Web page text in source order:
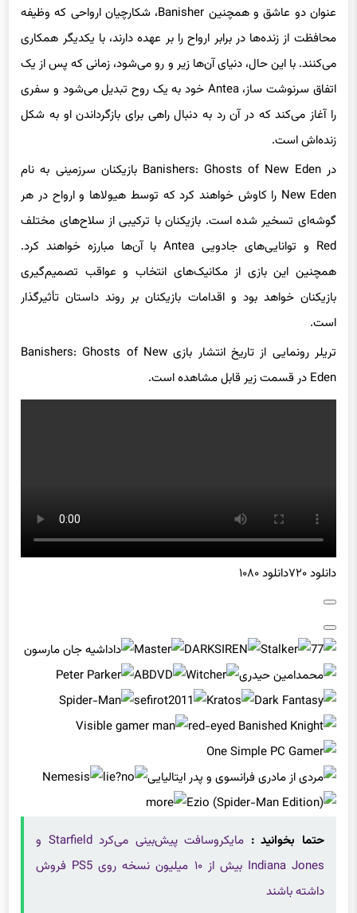
عنوان دو عاشق و همچنین Banisher، شکارچیان ارواحی که وظیفه
محافظت از زنده‌ها در برابر ارواح را بر عهده دارند، با یکدیگر همکاری
می‌کنند. با این حال، دنیای آن‌ها زیر و رو می‌شود، زمانی که پس از یک
اتفاق سرنوشت ساز، Antea خود به یک روح تبدیل می‌شود و سفری
را آغاز می‌کند که در آن رد به دنبال راهی برای بازگرداندن او به شکل
زنده‌اش است.
در Banishers: Ghosts of New Eden بازیکنان سرزمینی به نام
New Eden را کاوش خواهند کرد که توسط هیولاها و ارواح در هر
گوشه‌ای تسخیر شده است. بازیکنان با ترکیبی از سلاح‌های مختلف
Red و توانایی‌های جادویی Antea با آن‌ها مبارزه خواهند کرد.
همچنین این بازی از مکانیک‌های انتخاب و عواقب تصمیم‌گیری
بازیکنان خواهد بود و اقدامات بازیکنان بر روند داستان تأثیرگذار
است.
تریلر رونمایی از تاریخ انتشار بازی Banishers: Ghosts of New
Eden در قسمت زیر قابل مشاهده است.
دانلود ۷۲۰ دانلود ۱۰۸۰
حتما بخوانید :
مایکروسافت پیش‌بینی می‌کرد Starfield و
Indiana Jones بیش از ۱۰ میلیون نسخه روی PS5 فروش
داشته باشند